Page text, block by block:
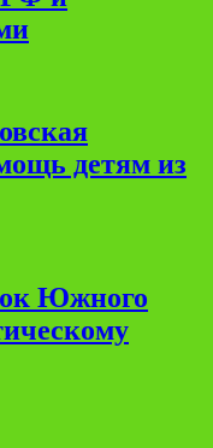
детям из
Южного